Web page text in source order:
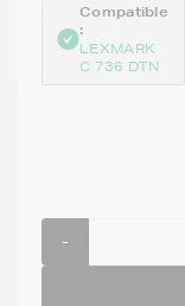
Compatible
:
LEXMARK
C 736 DTN
-